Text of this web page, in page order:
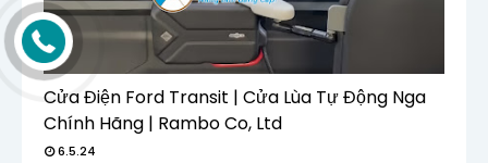
Cửa Điện Ford Transit | Cửa Lùa Tự Động Nga
Chính Hãng | Rambo Co, Ltd
6.5.24